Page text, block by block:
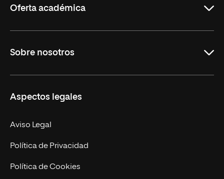
Oferta académica
Másteres Oficiales
Doctorados
Experto Universitario
Postgrados
Cursos Universitarios
Sobre nosotros
Facultades
Nuestro Equipo
Trabaja en UNIR
Actualidad
Aspectos legales
Aviso Legal
Política de Privacidad
Política de Cookies